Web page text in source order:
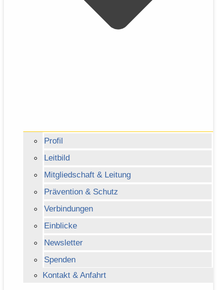
Profil
Leitbild
Mitgliedschaft & Leitung
Prävention & Schutz
Verbindungen
Einblicke
Newsletter
Spenden
Kontakt & Anfahrt